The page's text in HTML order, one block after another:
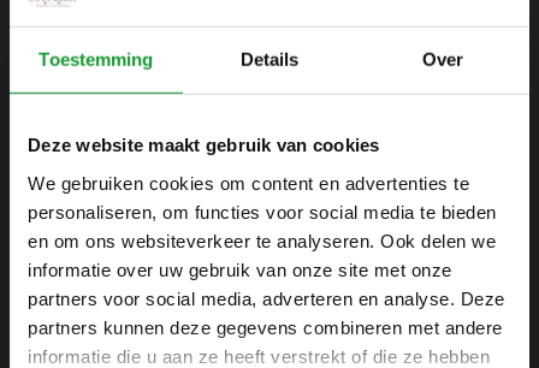
Toestemming Details Over
Deze website maakt gebruik van cookies
We gebruiken cookies om content en advertenties te
personaliseren, om functies voor social media te bieden
en om ons websiteverkeer te analyseren. Ook delen we
informatie over uw gebruik van onze site met onze
partners voor social media, adverteren en analyse. Deze
partners kunnen deze gegevens combineren met andere
informatie die u aan ze heeft verstrekt of die ze hebben
SHIRTSUPPLIER.NL
Webshop voor mannen
Zijlijnstraat 24
1433 DC
+31 6 42 52 32 80